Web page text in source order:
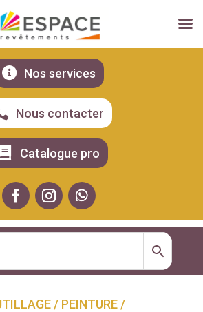
 Nos services
Nous contacter
 Catalogue pro
/ PEINTURE/